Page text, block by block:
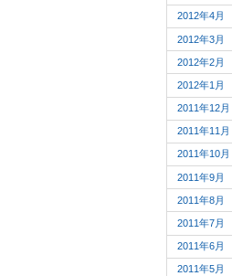
2012年4月
2012年3月
2012年2月
2012年1月
2011年12月
2011年11月
2011年10月
2011年9月
2011年8月
2011年7月
2011年6月
2011年5月